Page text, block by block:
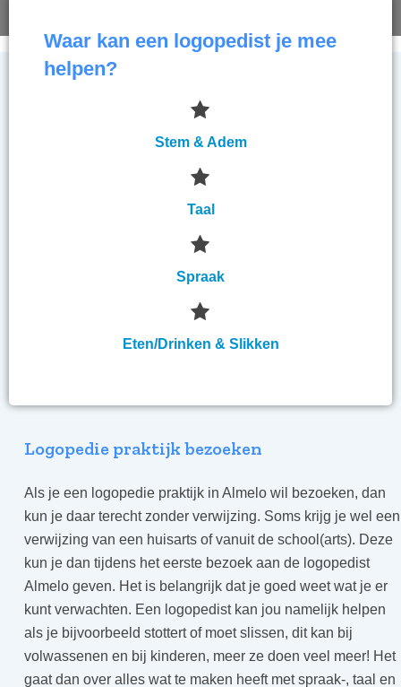
Waar kan een logopedist je mee
helpen?
Stem & Adem
Taal
Spraak
Eten/Drinken & Slikken
Logopedie praktijk bezoeken
Als je een logopedie praktijk in Almelo wil bezoeken, dan
kun je daar terecht zonder verwijzing. Soms krijg je wel een
verwijzing van een huisarts of vanuit de school(arts). Deze
kun je dan tijdens het eerste bezoek aan de logopedist
Almelo geven. Het is belangrijk dat je goed weet wat je er
kunt verwachten. Een logopedist kan jou namelijk helpen
als je bijvoorbeeld stottert of moet slissen, dit kan bij
volwassenen en bij kinderen, meer ze doen veel meer! Het
gaat dan over alles wat te maken heeft met spraak-, taal en